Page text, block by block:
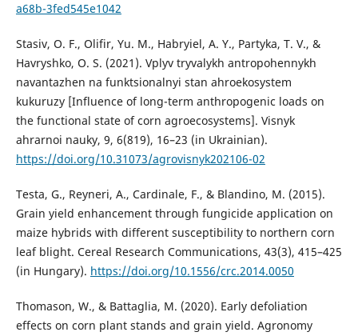
a68b-3fed545e1042
Stasiv, O. F., Olifir, Yu. M., Habryiel, A. Y., Partyka, T. V., &
Havryshko, O. S. (2021). Vplyv tryvalykh antropohennykh
navantazhen na funktsionalnyi stan ahroekosystem
kukuruzy [Influence of long-term anthropogenic loads on
the functional state of corn agroecosystems]. Visnyk
ahrarnoi nauky, 9, 6(819), 16–23 (in Ukrainian).
https://doi.org/10.31073/agrovisnyk202106-02
Testa, G., Reyneri, A., Cardinale, F., & Blandino, M. (2015).
Grain yield enhancement through fungicide application on
maize hybrids with different susceptibility to northern corn
leaf blight. Cereal Research Communications, 43(3), 415–425
(in Hungary). https://doi.org/10.1556/crc.2014.0050
Thomason, W., & Battaglia, M. (2020). Early defoliation
effects on corn plant stands and grain yield. Agronomy